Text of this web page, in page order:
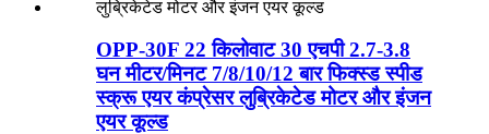
OPP-30F 22 किलोवाट 30 एचपी 2.7-3.8
घन ​​मीटर/मिनट 7/8/10/12 बार फिक्स्ड स्पीड
स्क्रू एयर कंप्रेसर लुब्रिकेटेड मोटर और इंजन
एयर कूल्ड